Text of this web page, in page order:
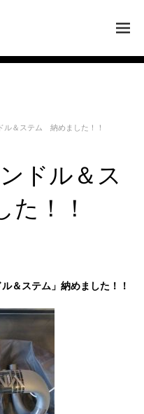
U
ル＆ステム 納めました！！
ドル＆ス
！！
＆ステム」納めました！！